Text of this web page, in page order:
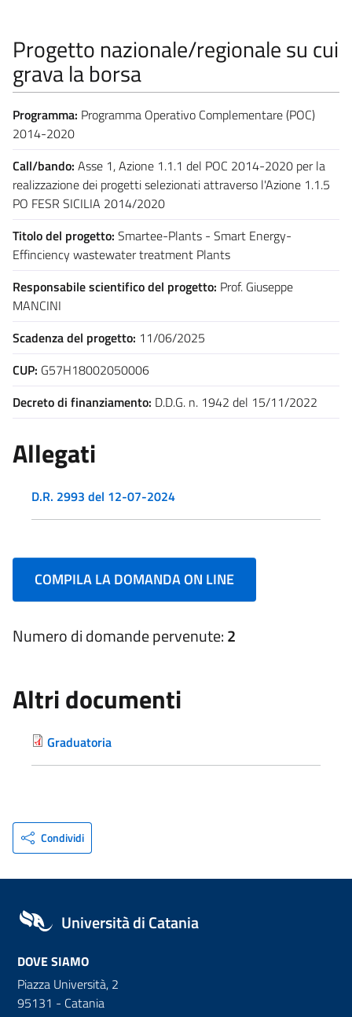
Progetto nazionale/regionale su cui
grava la borsa
Programma: Programma Operativo Complementare (POC)
2014-2020
Call/bando: Asse 1, Azione 1.1.1 del POC 2014-2020 per la
realizzazione dei progetti selezionati attraverso l'Azione 1.1.5
PO FESR SICILIA 2014/2020
Titolo del progetto: Smartee-Plants - Smart Energy-
Effinciency wastewater treatment Plants
Responsabile scientifico del progetto: Prof. Giuseppe
MANCINI
Scadenza del progetto: 11/06/2025
CUP: G57H18002050006
Decreto di finanziamento: D.D.G. n. 1942 del 15/11/2022
Allegati
D.R. 2993 del 12-07-2024
COMPILA LA DOMANDA ON LINE
Numero di domande pervenute:2
Altri documenti
Graduatoria
Condividi
Università di Catania
DOVE SIAMO
Piazza Università, 2
95131 - Catania